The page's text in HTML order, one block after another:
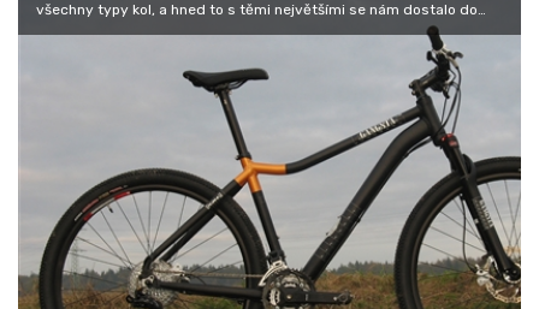
všechny typy kol, a hned to s těmi největšími se nám dostalo do
ruky.…